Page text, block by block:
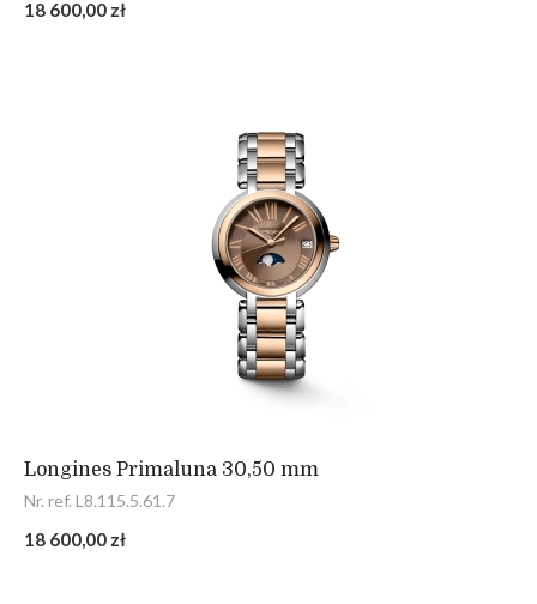
18 600,00 zł
Longines Primaluna 30,50 mm
Nr. ref. L8.115.5.61.7
18 600,00 zł